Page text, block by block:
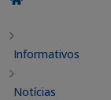
Informativos
Notícias